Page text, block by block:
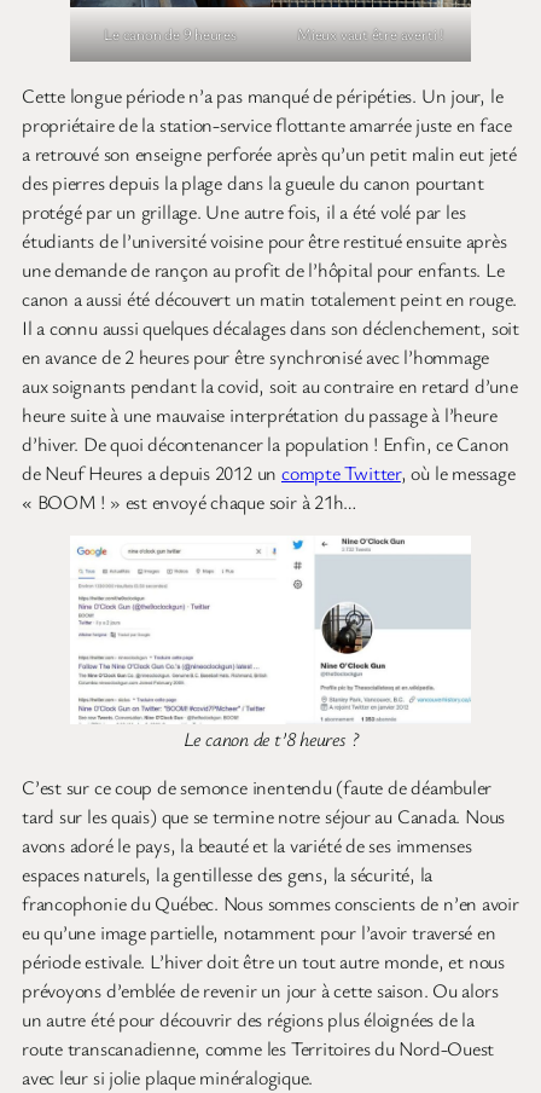
Le canon de 9 heures Mieux vaut être averti !
Cette longue période n’a pas manqué de péripéties. Un jour, le
propriétaire de la station-service flottante amarrée juste en face
a retrouvé son enseigne perforée après qu’un petit malin eut jeté
des pierres depuis la plage dans la gueule du canon pourtant
protégé par un grillage. Une autre fois, il a été volé par les
étudiants de l’université voisine pour être restitué ensuite après
une demande de rançon au profit de l’hôpital pour enfants. Le
canon a aussi été découvert un matin totalement peint en rouge.
Il a connu aussi quelques décalages dans son déclenchement, soit
en avance de 2 heures pour être synchronisé avec l’hommage
aux soignants pendant la covid, soit au contraire en retard d’une
heure suite à une mauvaise interprétation du passage à l’heure
d’hiver. De quoi décontenancer la population ! Enfin, ce Canon
de Neuf Heures a depuis 2012 un compte Twitter, où le message
« BOOM ! » est envoyé chaque soir à 21h…
Le canon de t’8 heures ?
C’est sur ce coup de semonce inentendu (faute de déambuler
tard sur les quais) que se termine notre séjour au Canada. Nous
avons adoré le pays, la beauté et la variété de ses immenses
espaces naturels, la gentillesse des gens, la sécurité, la
francophonie du Québec. Nous sommes conscients de n’en avoir
eu qu’une image partielle, notamment pour l’avoir traversé en
période estivale. L’hiver doit être un tout autre monde, et nous
prévoyons d’emblée de revenir un jour à cette saison. Ou alors
un autre été pour découvrir des régions plus éloignées de la
route transcanadienne, comme les Territoires du Nord-Ouest
avec leur si jolie plaque minéralogique.